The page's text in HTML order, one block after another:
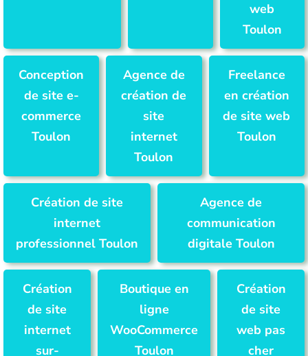
web
Toulon
Conception
de site e-
commerce
Toulon
Agence de
création de
site
internet
Toulon
Freelance
en création
de site web
Toulon
Création de site
internet
professionnel Toulon
Agence de
communication
digitale Toulon
Création
de site
internet
sur-
Boutique en
ligne
WooCommerce
Toulon
Création
de site
web pas
cher